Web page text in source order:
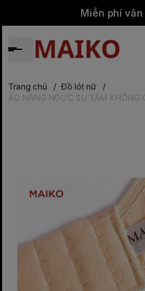
Miễn phí
Trang chủ / Đồ lót nữ
/
ÁO NÂNG NGỰC SU TĂM